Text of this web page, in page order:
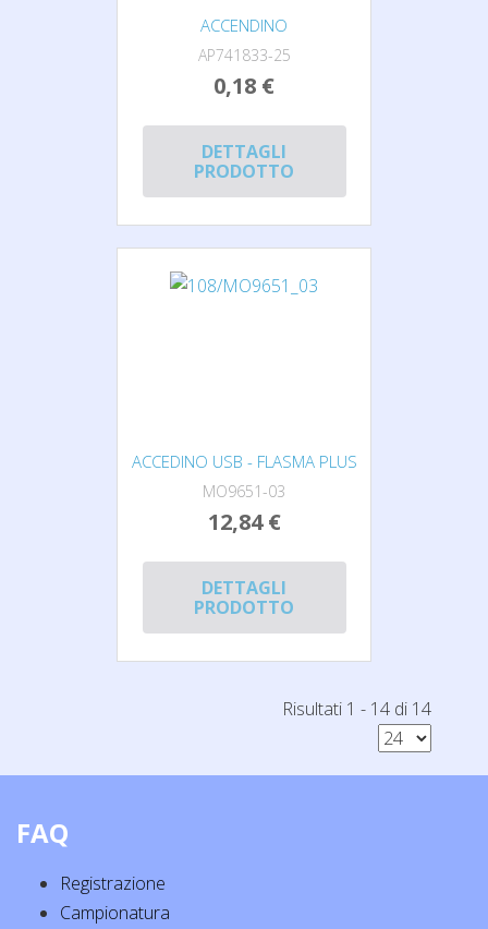
ACCENDINO
AP741833-25
0,18 €
DETTAGLI
PRODOTTO
ACCEDINO USB - FLASMA PLUS
MO9651-03
12,84 €
DETTAGLI
PRODOTTO
Risultati 1 - 14 di 14
FAQ
Registrazione
Campionatura